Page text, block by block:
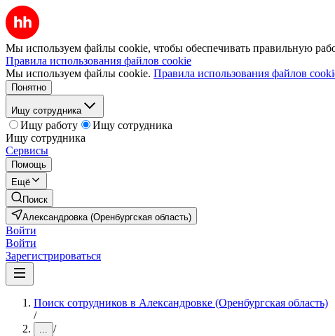
Мы используем файлы cookie, чтобы обеспечивать правильную
Правила использования файлов cookie
Мы используем файлы cookie. Правила использования файлов
Понятно
Ищу сотрудника
Ищу работу
Ищу сотрудника
Ищу сотрудника
Сервисы
Помощь
Ещё
Поиск
Александровка (Оренбургская область)
Войти
Войти
Зарегистрироваться
Поиск сотрудников в Александровке (Оренбургская область)
/
... /